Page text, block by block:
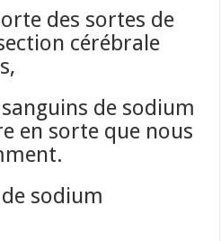
des sortes de
cérébrale
de sodium
en sorte que nous
sodium